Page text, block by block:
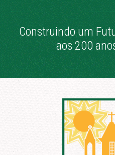
Construindo um
aos 200